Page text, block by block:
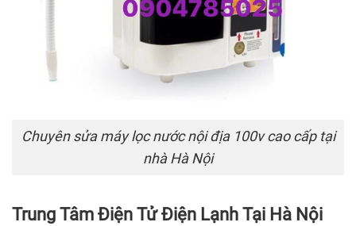
Chuyên sửa máy lọc nước nội địa 100v cao cấp tại
nhà Hà Nội
Trung Tâm Điện Tử Điện Lạnh Tại Hà Nội